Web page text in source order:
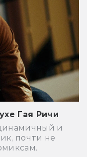
Гая Ричи
и
почти не